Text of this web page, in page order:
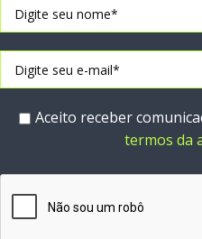
Aceito receber
termos da